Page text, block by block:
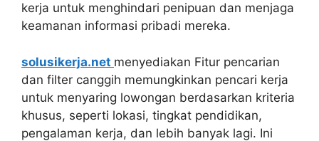
kerja untuk menghindari penipuan dan menjaga
keamanan informasi pribadi mereka.
solusikerja.net menyediakan Fitur pencarian
dan filter canggih memungkinkan pencari kerja
untuk menyaring lowongan berdasarkan kriteria
khusus, seperti lokasi, tingkat pendidikan,
pengalaman kerja, dan lebih banyak lagi. Ini